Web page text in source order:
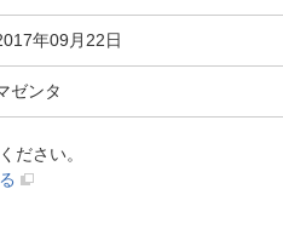
年09月22日
ゼンタ
ださい。